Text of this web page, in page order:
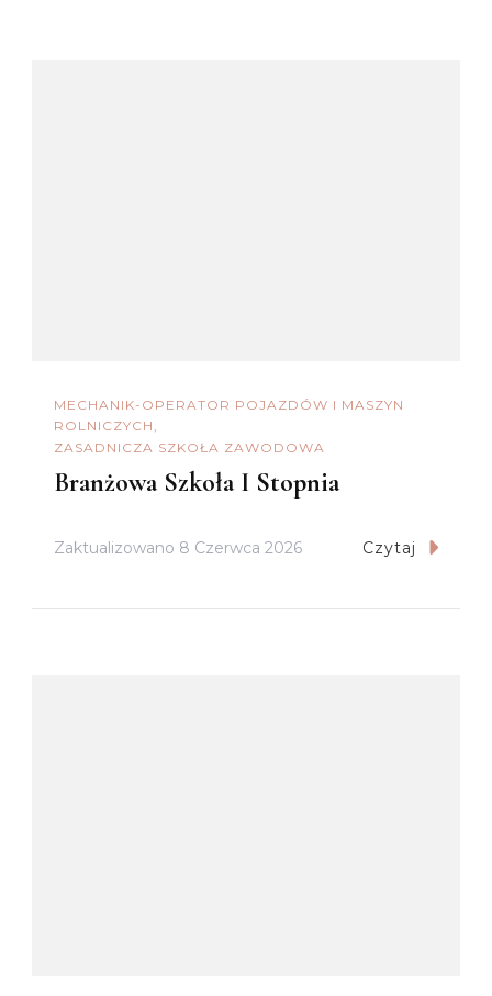
MECHANIK-OPERATOR POJAZDÓW I MASZYN
ROLNICZYCH
ZASADNICZA SZKOŁA ZAWODOWA
Branżowa Szkoła I Stopnia
Zaktualizowano 8 Czerwca 2026 Czytaj